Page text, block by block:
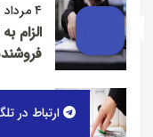
۴ مرداد ۱۴۰۵
الزام
قبل از
ارتباط در